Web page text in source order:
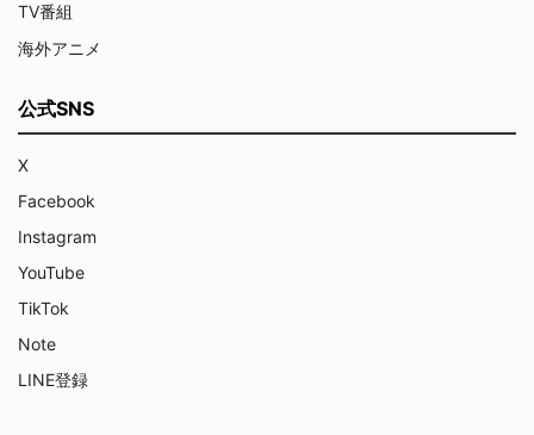
TV番組
海外アニメ
公式SNS
X
Facebook
Instagram
YouTube
TikTok
Note
LINE登録